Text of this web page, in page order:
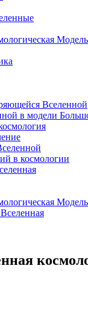
Модель
Вселенной
в модели
в космологии
Модель